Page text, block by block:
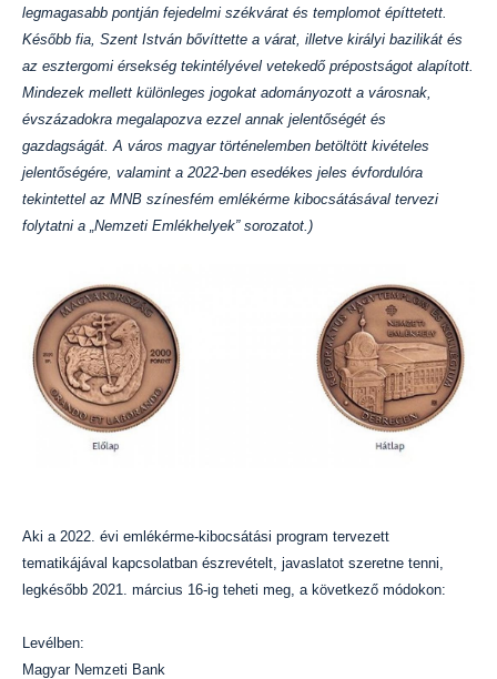
legmagasabb pontján fejedelmi székvárat és templomot építtetett.
Később fia, Szent István bővíttette a várat, illetve királyi bazilikát és
az esztergomi érsekség tekintélyével vetekedő prépostságot alapított.
Mindezek mellett különleges jogokat adományozott a városnak,
évszázadokra megalapozva ezzel annak jelentőségét és
gazdagságát. A város magyar történelemben betöltött kivételes
jelentőségére, valamint a 2022-ben esedékes jeles évfordulóra
tekintettel az MNB színesfém emlékérme kibocsátásával tervezi
folytatni a „Nemzeti Emlékhelyek” sorozatot.)
Aki a 2022. évi emlékérme-kibocsátási program tervezett
tematikájával kapcsolatban észrevételt, javaslatot szeretne tenni,
legkésőbb 2021. március 16-ig teheti meg, a következő módokon:
Levélben:
Magyar Nemzeti Bank